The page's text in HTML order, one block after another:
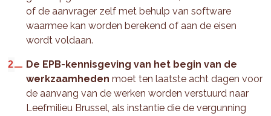
of de aanvrager zelf met behulp van software
waarmee kan worden berekend of aan de eisen
wordt voldaan.
De EPB-kennisgeving van het begin van de
werkzaamhedenmoet ten laatste acht dagen voor
de aanvang van de werken worden verstuurd naar
Leefmilieu Brussel, als instantie die de vergunning